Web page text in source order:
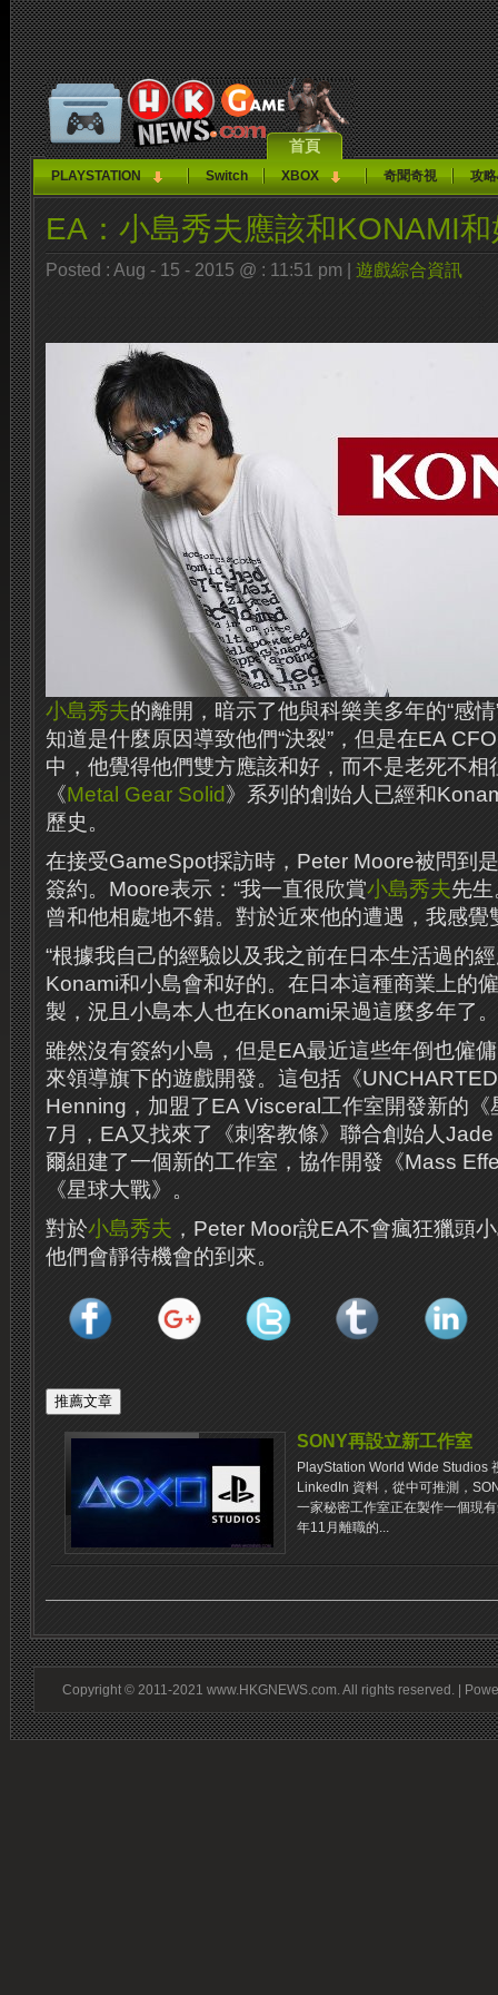
首頁
PLAYSTATION Switch XBOX 奇聞奇視 攻
EA：小島秀夫應該和KONAMI和
Posted : Aug - 15 - 2015 @ : 11:51 pm | 遊戲綜合資訊
小島秀夫的離開，暗示了他與科樂美多年的“感
知道是什麼原因導致他們“決裂”，但是在EA
中，他覺得他們雙方應該和好，而不是老死不相
《Metal Gear Solid》系列的創始人已經和
歷史。
在接受GameSpot採訪時，Peter Moore被問到
簽約。Moore表示：“我一直很欣賞小島秀夫先
曾和他相處地不錯。對於近來他的遭遇，我感覺
“根據我自己的經驗以及我之前在日本生活過的
Konami和小島會和好的。在日本這種商業上的
製，況且小島本人也在Konami呆過這麼多年了。
雖然沒有簽約小島，但是EA最近這些年倒也僱
來領導旗下的遊戲開發。這包括《
Henning，加盟了EA Visceral工作室開發新的
7月，EA又找來了《刺客教條》聯合創始人
爾組建了一個新的工作室，協作開發《Mass
《星球大戰》。
對於小島秀夫 ，Peter Moor說EA不會瘋狂獵頭
他們會靜待機會的到來。
SONY再設立新工作室
PlayStation World Wide Studios
LinkedIn 資料，從中可推測，
一家秘密工作室正在製作一個現
年11月離職的...
Copyright © 2011-2021 www.HKGNEWS.com. All rights reserved. |